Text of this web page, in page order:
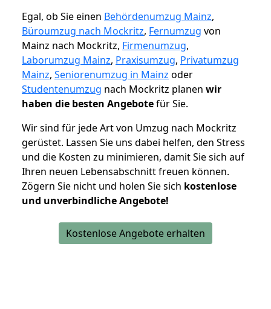
Egal, ob Sie einen Behördenumzug Mainz,
Büroumzug nach Mockritz, Fernumzug von
Mainz nach Mockritz, Firmenumzug,
Laborumzug Mainz, Praxisumzug, Privatumzug
Mainz, Seniorenumzug in Mainz oder
Studentenumzug nach Mockritz planen wir
haben die besten Angebotefür Sie.
Wir sind für jede Art von Umzug nach Mockritz
gerüstet. Lassen Sie uns dabei helfen, den Stress
und die Kosten zu minimieren, damit Sie sich auf
Ihren neuen Lebensabschnitt freuen können.
Zögern Sie nicht und holen Sie sich kostenlose
und unverbindliche Angebote!
Kostenlose Angebote erhalten